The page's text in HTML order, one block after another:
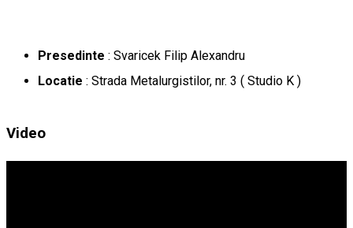
Presedinte : Svaricek Filip Alexandru
Locatie : Strada Metalurgistilor, nr. 3 ( Studio K )
Video